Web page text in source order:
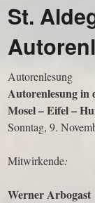
St.
Autorenlesung
Autorenlesung in
Mosel – Eifel –
Sonntag, 9.
Mitwirkende:
Werner Arbogast